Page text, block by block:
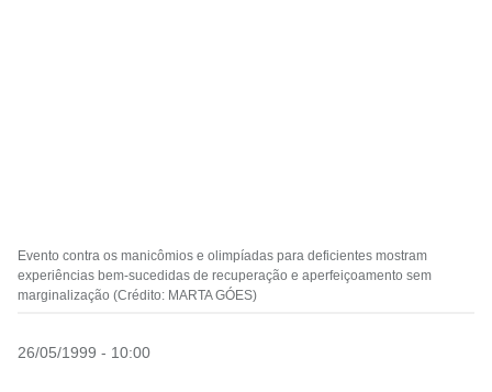
Evento contra os manicômios e olimpíadas para deficientes mostram
experiências bem-sucedidas de recuperação e aperfeiçoamento sem
marginalização (Crédito: MARTA GÓES)
26/05/1999 - 10:00